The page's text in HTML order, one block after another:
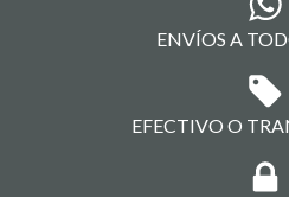
ENVÍOS A
EFECTIVO O